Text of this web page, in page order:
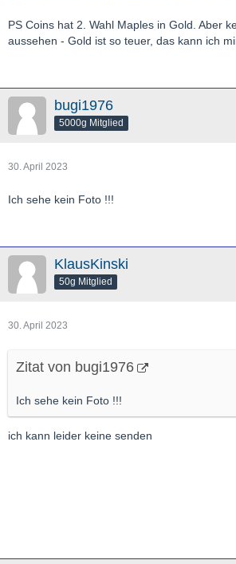
PS Coins hat 2. Wahl Maples in Gold. Aber
aussehen - Gold ist so teuer, das kann ich
bugi1976
5000g Mitglied
30. April 2023
Ich sehe kein Foto !!!
KlausKinski
50g Mitglied
30. April 2023
Zitat von bugi1976
Ich sehe kein Foto !!!
ich kann leider keine senden